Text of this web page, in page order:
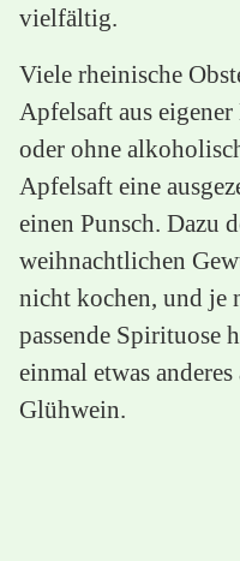
vielfältig.
Viele rheinische
Apfelsaft aus
oder ohne
Apfelsaft eine
einen Punsch. Dazu
weihnachtlichen
nicht kochen, und je
passende Spirituose
einmal etwas
Glühwein.